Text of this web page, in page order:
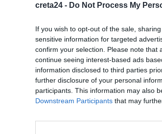
creta24 - Do Not Process My
If you wish to opt-out of the sale,
sensitive information for targeted
confirm your selection. Please note
continue seeing interest-based ads
information disclosed to third parties
further disclosure of your personal
participants. This information may also
Downstream Participants that may